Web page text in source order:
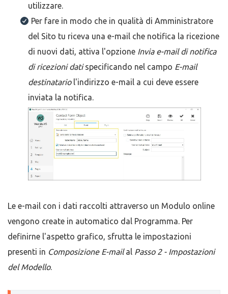
utilizzare.
Per fare in modo che in qualità di Amministratore
del Sito tu riceva una e-mail che notifica la ricezione
di nuovi dati, attiva l'opzione Invia e-mail di notifica
di ricezioni datispecificando nel campo E-mail
destinatariol'indirizzo e-mail a cui deve essere
inviata la notifica.
Le e-mail con i dati raccolti attraverso un Modulo online
vengono create in automatico dal Programma. Per
definirne l'aspetto grafico, sfrutta le impostazioni
presenti in Composizione E-mailal Passo 2 - Impostazioni
del Modello.